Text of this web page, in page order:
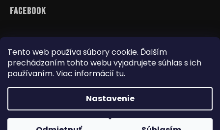
Tento web používa súbory cookie. Ďalším
prechádzaním tohto webu vyjadrujete súhlas s ich
používaním. Viac informácií tu.
Nastavenie
Facebook
Reklamácie Doprava a platba
Najnižšia cena na trhu Obchodné podmienky
Copyright 2026www.dealbox.sk. Všetky práva